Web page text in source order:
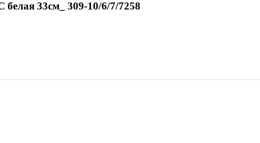
33см_ 309-10/6/7/7258